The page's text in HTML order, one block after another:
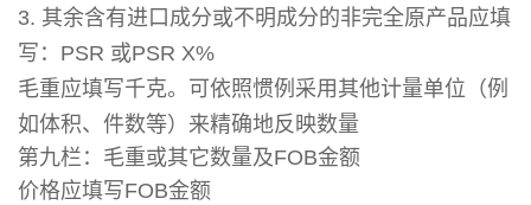
3. 其余含有进口成分或不明成分的非完全原产品应填
写：PSR 或PSR X%
毛重应填写千克。可依照惯例采用其他计量单位（例
如体积、件数等）来精确地反映数量
第九栏：毛重或其它数量及FOB金额
价格应填写FOB金额